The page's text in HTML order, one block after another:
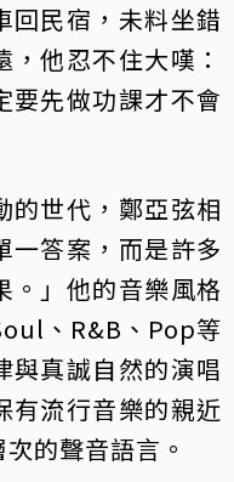
回民宿，未料坐錯
他忍不住大嘆：
要先做功課才不會
的世代，鄭亞弦相
一答案，而是許多
。」他的音樂風格
、R&B、Pop等
與真誠自然的演唱
有流行音樂的親近
的聲音語言。